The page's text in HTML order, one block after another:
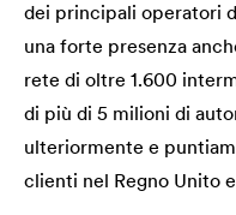
dei principali operatori
una forte presenza
rete di oltre 1.600
di più di 5 milioni di
ulteriormente e
clienti nel Regno Unito